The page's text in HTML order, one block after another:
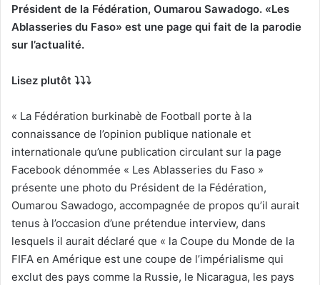
Président de la Fédération, Oumarou Sawadogo. «Les
Ablasseries du Faso» est une page qui fait de la parodie
sur l’actualité.
Lisez plutôt ⤵️⤵️⤵️
« La Fédération burkinabè de Football porte à la
connaissance de l’opinion publique nationale et
internationale qu’une publication circulant sur la page
Facebook dénommée « Les Ablasseries du Faso »
présente une photo du Président de la Fédération,
Oumarou Sawadogo, accompagnée de propos qu’il aurait
tenus à l’occasion d’une prétendue interview, dans
lesquels il aurait déclaré que « la Coupe du Monde de la
FIFA en Amérique est une coupe de l’impérialisme qui
exclut des pays comme la Russie, le Nicaragua, les pays